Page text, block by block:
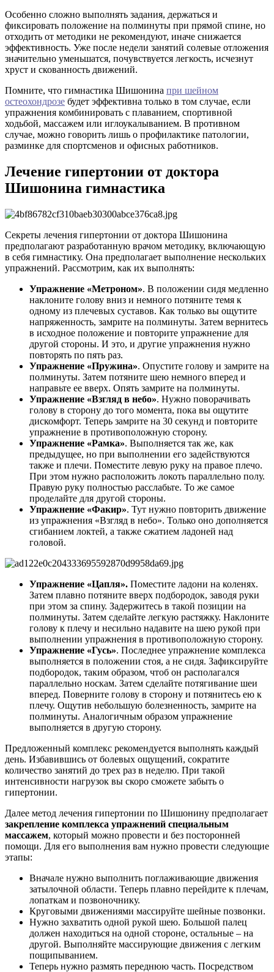
Особенно сложно выполнять задания, держаться и
фиксировать положение на полминуты при прямой спине, но
отходить от методики не рекомендуют, иначе снижается
эффективность. Уже после недели занятий солевые отложения
значительно уменьшатся, почувствуется легкость, исчезнут
хруст и скованность движений.
Помните, что гимнастика Шишонина при шейном
остеохондрозе будет эффективна только в том случае, если
упражнения комбинировать с плаванием, спортивной
ходьбой, массажем или иглоукалыванием. В противном
случае, можно говорить лишь о профилактике патологии,
разминке для спортсменов и офисных работников.
Лечение гипертонии от доктора
Шишонина гимнастика
Секреты лечения гипертонии от доктора Шишонина
предполагают разработанную врачом методику, включающую
в себя гимнастику. Она предполагает выполнение нескольких
упражнений. Рассмотрим, как их выполнять:
Упражнение «Метроном». В положении сидя медленно
наклоните голову вниз и немного потяните темя к
одному из плечевых суставов. Как только вы ощутите
напряженность, замрите на полминуты. Затем вернитесь
в исходное положение и повторите упражнение для
другой стороны. И это, и другие упражнения нужно
повторять по пять раз.
Упражнение «Пружина». Опустите голову и замрите на
полминуты. Затем потяните шею немного вперед и
направьте ее вверх. Опять замрите на полминуты.
Упражнение «Взгляд в небо». Нужно поворачивать
голову в сторону до того момента, пока вы ощутите
дискомфорт. Теперь замрите на 30 секунд и повторите
упражнение в противоположную сторону.
Упражнение «Рамка». Выполняется так же, как
предыдущее, но при выполнении его задействуются
также и плечи. Поместите левую руку на правое плечо.
При этом нужно расположить локоть параллельно полу.
Правую руку полностью расслабьте. То же самое
проделайте для другой стороны.
Упражнение «Факир». Тут нужно повторить движение
из упражнения «Взгляд в небо». Только оно дополняется
сгибанием локтей, а также сжатием ладоней над
головой.
Упражнение «Цапля». Поместите ладони на коленях.
Затем плавно потяните вверх подбородок, заводя руки
при этом за спину. Задержитесь в такой позиции на
полминуты. Затем сделайте легкую растяжку. Наклоните
голову к плечу и несильно надавите на шею рукой при
выполнении упражнения в противоположную сторону.
Упражнение «Гусь». Последнее упражнение комплекса
выполняется в положении стоя, а не сидя. Зафиксируйте
подбородок, таким образом, чтоб он располагался
параллельно носкам. Затем сделайте потягивание шеи
вперед. Поверните голову в сторону и потянитесь ею к
плечу. Ощутив небольшую болезненность, замрите на
полминуты. Аналогичным образом упражнение
выполняется в другую сторону.
Предложенный комплекс рекомендуется выполнять каждый
день. Избавившись от болевых ощущений, сократите
количество занятий до трех раз в неделю. При такой
интенсивности нагрузок вы скоро сможете забыть о
гипертонии.
Далее метод лечения гипертонии по Шишонину предполагает
закрепление комплекса упражнений специальным
массажем, который можно провести и без посторонней
помощи. Для его выполнения вам нужно провести следующие
этапы:
Вначале нужно выполнить поглаживающие движения
затылочной области. Теперь плавно перейдите к плечам,
лопаткам и позвоночнику.
Круговыми движениями массируйте шейные позвонки.
Нужно захватить одной рукой шею. Большой палец
должен находиться на одной стороне, остальные – на
другой. Выполняйте массирующие движения с легким
пощипыванием.
Теперь нужно размять переднюю часть. Посредством